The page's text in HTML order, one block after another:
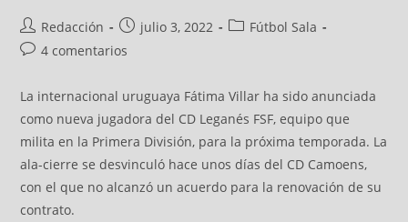
Redacción julio 3, 2022
Fútbol Sala
4 comentarios
La internacional uruguaya Fátima Villar ha sido anunciada
como nueva jugadora del CD Leganés FSF, equipo que
milita en la Primera División, para la próxima temporada. La
ala-cierre se desvinculó hace unos días del CD Camoens,
con el que no alcanzó un acuerdo para la renovación de su
contrato.